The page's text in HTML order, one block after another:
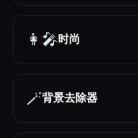
👩‍🎤时尚
🪄背景去除器